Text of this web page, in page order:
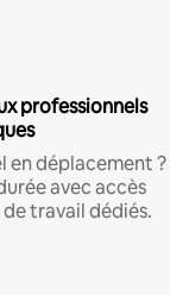
professionnels
en déplacement ?
avec accès
travail dédiés.